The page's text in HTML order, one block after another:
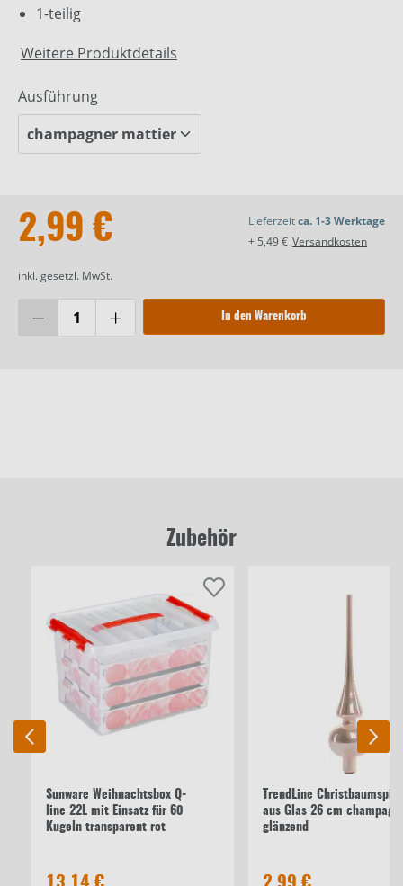
1-teilig
Weitere Produktdetails
Ausführung
2,99 €
inkl. gesetzl. MwSt.
Lieferzeitca. 1-3 Werktage
+ 5,49 € Versandkosten
In den Warenkorb
Zubehör
Sunware Weihnachtsbox Q-
line 22L mit Einsatz für 60
Kugeln transparent rot
TrendLine
aus Glas 26 cm
glänzend